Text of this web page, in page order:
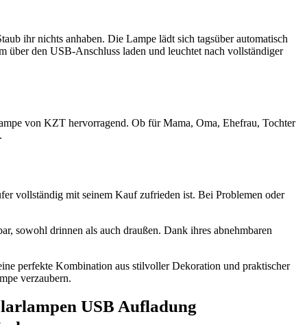
ihr nichts anhaben. Die Lampe lädt sich tagsüber automatisch
über den USB-Anschluss laden und leuchtet nach vollständiger
von KZT hervorragend. Ob für Mama, Oma, Ehefrau, Tochter
vollständig mit seinem Kauf zufrieden ist. Bei Problemen oder
sowohl drinnen als auch draußen. Dank ihres abnehmbaren
perfekte Kombination aus stilvoller Dekoration und praktischer
verzaubern.
USB Aufladung